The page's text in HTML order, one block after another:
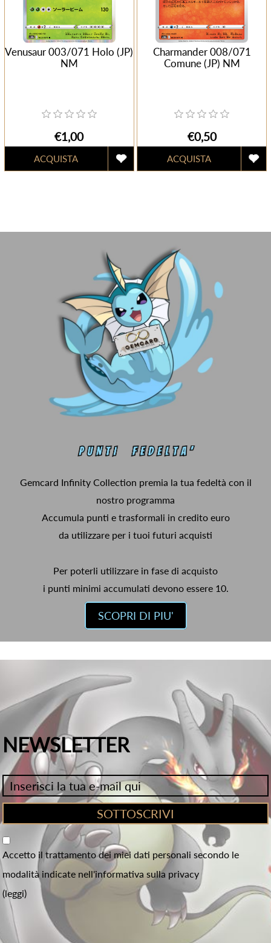
Venusaur 003/071 Holo (JP)
NM
€1,00
Charmander 008/071
Comune (JP) NM
€0,50
Gemcard Infinity Collection premia la tua fedeltà con il
nostro programma
Accumula punti e trasformali in credito euro
da utilizzare per i tuoi futuri acquisti
Per poterli utilizzare in fase di acquisto
i punti minimi accumulati devono essere 10.
SCOPRI DI PIU'
NEWSLETTER
Accetto il trattamento dei miei dati personali secondo le
modalità indicate nell'informativa sulla privacy
(leggi)